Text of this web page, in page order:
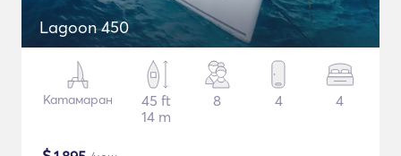
Lagoon 450
Катамаран
45 ft
14 m
8 4 4